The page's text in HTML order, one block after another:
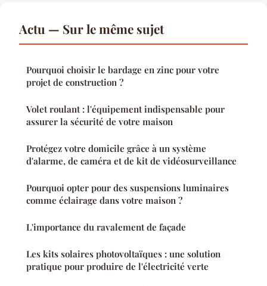
Actu — Sur le même sujet
Pourquoi choisir le bardage en zinc pour votre
projet de construction ?
Volet roulant : l'équipement indispensable pour
assurer la sécurité de votre maison
Protégez votre domicile grâce à un système
d'alarme, de caméra et de kit de vidéosurveillance
Pourquoi opter pour des suspensions luminaires
comme éclairage dans votre maison ?
L'importance du ravalement de façade
Les kits solaires photovoltaïques : une solution
pratique pour produire de l'électricité verte